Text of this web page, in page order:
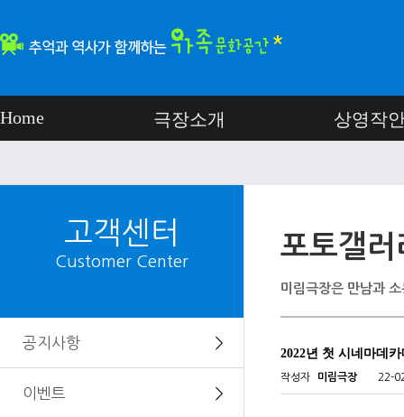
Home 극장소개 상영작
고객센터
Customer Center
공지사항 ＞
이벤트 ＞
포토갤러
미림극장은 만남과
2022년 첫 시네마데
작성자 미림극장 22-